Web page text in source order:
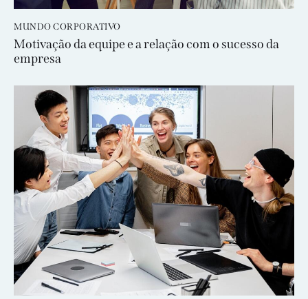
MUNDO CORPORATIVO
Motivação da equipe e a relação com o sucesso da
empresa